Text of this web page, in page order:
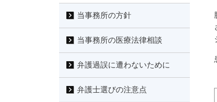
当事務所の方針
当事務所の医療法律相談
弁護過誤に遭わないために
弁護士選びの注意点